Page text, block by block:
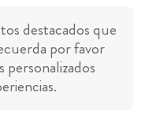
destacados que
por favor